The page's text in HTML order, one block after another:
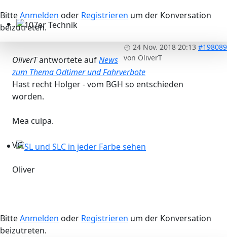
BitteAnmelden oder Registrieren um der Konversation
beizutreten.
24 Nov. 2018 20:13 #198089
von OliverT
OliverTantwortete aufNews
zum Thema Odtimer und Fahrverbote
Hast recht Holger - vom BGH so entschieden
worden.
Mea culpa.
VG
Oliver
BitteAnmelden oder Registrieren um der Konversation
beizutreten.